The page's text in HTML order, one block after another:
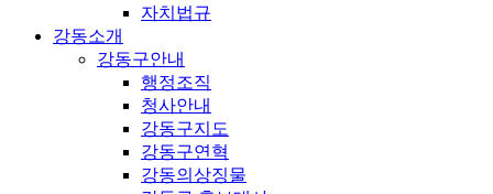
자치법규
강동소개
강동구안내
행정조직
청사안내
강동구지도
강동구연혁
강동의상징물